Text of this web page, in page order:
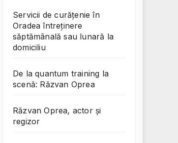
Servicii de curățenie în
Oradea întreținere
săptămânală sau lunară la
domiciliu
De la quantum training la
scenă: Răzvan Oprea
Răzvan Oprea, actor și
regizor